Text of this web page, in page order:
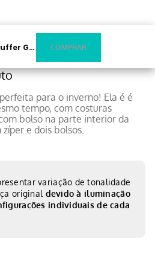
Jaqueta Feminina Puffer Gominho Bordô
para o inverno! Ela é é
tempo, com costuras
bolso na parte interior da
e dois bolsos.
variação de tonalidade
original devido à iluminação
individuais de cada